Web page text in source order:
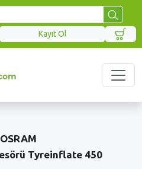
Kayıt Ol
OSRAM
Tyreinflate 450